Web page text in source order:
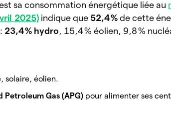
sa consommation énergétique liée au
2025) indique que 52,4 % de cette
23,4 % hydro, 15,4 % éolien, 9,8 %
solaire, éolien.
Petroleum Gas (APG) pour alimenter ses